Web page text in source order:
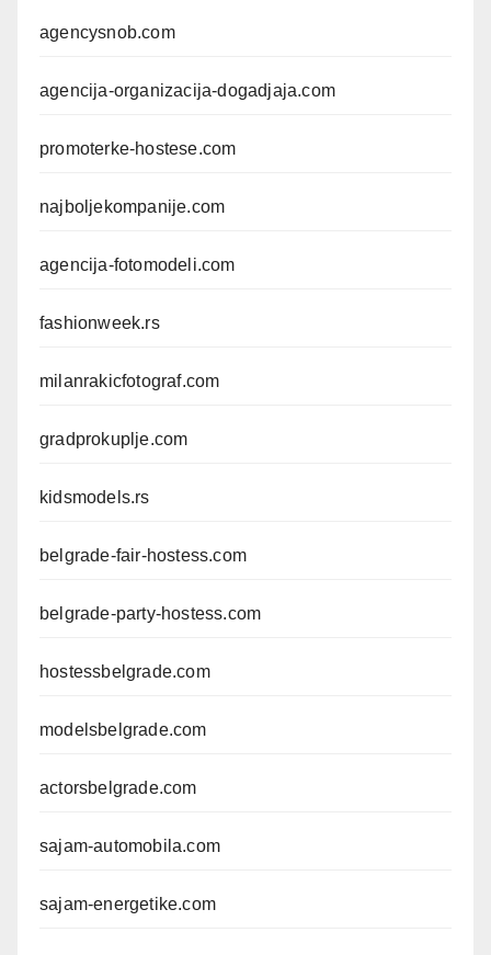
agencysnob.com
agencija-organizacija-dogadjaja.com
promoterke-hostese.com
najboljekompanije.com
agencija-fotomodeli.com
fashionweek.rs
milanrakicfotograf.com
gradprokuplje.com
kidsmodels.rs
belgrade-fair-hostess.com
belgrade-party-hostess.com
hostessbelgrade.com
modelsbelgrade.com
actorsbelgrade.com
sajam-automobila.com
sajam-energetike.com